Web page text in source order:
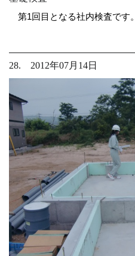
第1回目となる社内検査です。
28. 2012年07月14日